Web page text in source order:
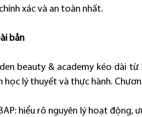
xác và an toàn nhất.
bản
beauty & academy kéo dài
học lý thuyết và thực hành.
hiểu rõ nguyên lý hoạt động,